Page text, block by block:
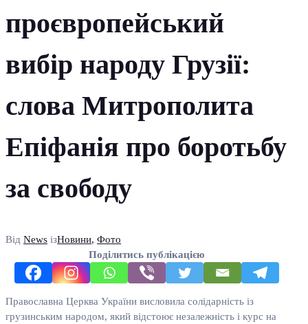
проєвропейський
вибір народу Грузії:
слова Митрополита
Епіфанія про боротьбу
за свободу
Від News ізНовини, Фото
Поділитись публікацією
Православна Церква України висловила солідарність із
грузинським народом, який відстоює незалежність і курс на